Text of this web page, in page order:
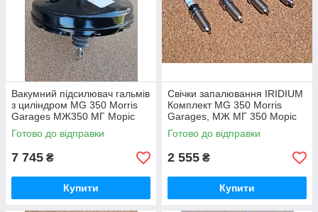
Вакумний підсилювач гальмів
з циліндром MG 350 Morris
Garages МЖ350 МГ Моріс
Морис Гараж
Готово до відправки
7 745 ₴
Купити
Свічки запалювання IRIDIUM
Комплект MG 350 Morris
Garages, МЖ МГ 350 Моріс
Моріс Гараж
Готово до відправки
2 555 ₴
Купити